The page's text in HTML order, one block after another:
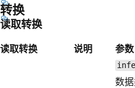
转换
读取转换
读取转换 说明 参数
数